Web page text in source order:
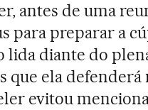
antes de uma
para preparar a
lida diante do
que ela
evitou